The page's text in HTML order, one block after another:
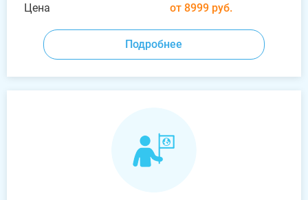
Цена
от 8999 руб.
Подробнее